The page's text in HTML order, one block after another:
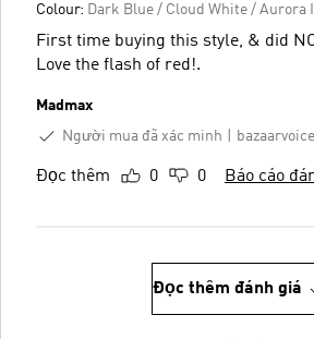
Colour: Dark Blue / Cloud White / Aurora
First time buying this style, & did
Love the flash of red!.
Madmax
Người mua đã xác minh
Đọc thêm 0 0 Báo cáo
Đọc thêm đánh giá